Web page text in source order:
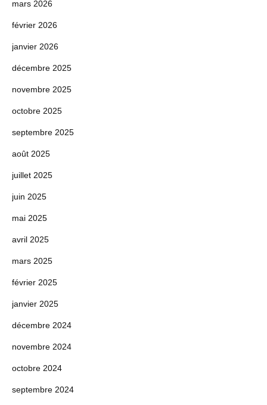
mars 2026
février 2026
janvier 2026
décembre 2025
novembre 2025
octobre 2025
septembre 2025
août 2025
juillet 2025
juin 2025
mai 2025
avril 2025
mars 2025
février 2025
janvier 2025
décembre 2024
novembre 2024
octobre 2024
septembre 2024